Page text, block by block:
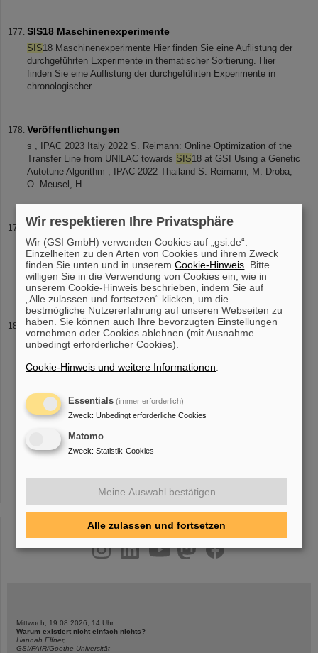
SIS18 Maschinenexperimente
SIS18 Maschinenexperimente Hier finden Sie eine Auflistung der
durchgeführten Experimente in thematischer Sortierung. Hier
finden Sie eine Auflistung der durchgeführten Experimente in
chronologischer
Veröffentlichungen
s , IPAC 2023 Italy 2022 S. Reimann: Online Optimization of the
Transfer Line from UNILAC towards SIS18 at GSI Using a Genetic
Autotune Algorithm , IPAC 2022 Thailand S. Reimann, M. Droba,
O. Meusel, H
Vergangene Veranstaltungen
der Inbetriebnahme im Jahr 1990 durften die elf Teilnehmenden an
diesem Tag den RingbeschleunigerSIS18 besichtigen. Mehr über
die Forschung bei GSI erfuhren sie bei einer Führung, einem
Science-Speeddating
Ring Instruments (RII)
für Synchrotrons und Speicherringe der existierenden GSI Anlagen
SIS100 und CR. Die Gruppe entwickelt Detektoren zur Messung
transversaler St
....
....
»
Mittwoch, 19.08.2026, 14 Uhr
Warum existiert nicht einfach nichts?
Hannah Elfner,
GSI/FAIR/Goethe-Universität
Wir respektieren Ihre Privatsphäre
Wir (GSI GmbH) verwenden Cookies auf „gsi.de“.
Einzelheiten zu den Arten von Cookies und ihrem Zweck
finden Sie unten und in unseremCookie-Hinweis . Bitte
willigen Sie in die Verwendung von Cookies ein, wie in
unserem Cookie-Hinweis beschrieben, indem Sie auf
„Alle zulassen und fortsetzen“ klicken, um die
bestmögliche Nutzererfahrung auf unseren Webseiten zu
haben. Sie können auch Ihre bevorzugten Einstellungen
vornehmen oder Cookies ablehnen (mit Ausnahme
unbedingt erforderlicher Cookies).
Cookie-Hinweis und weitere Informationen
Essentials (immer erforderlich)
Zweck: Unbedingt erforderliche Cookies
Matomo
Zweck: Statistik-Cookies
Meine Auswahl bestätigen
Alle zulassen und fortsetzen